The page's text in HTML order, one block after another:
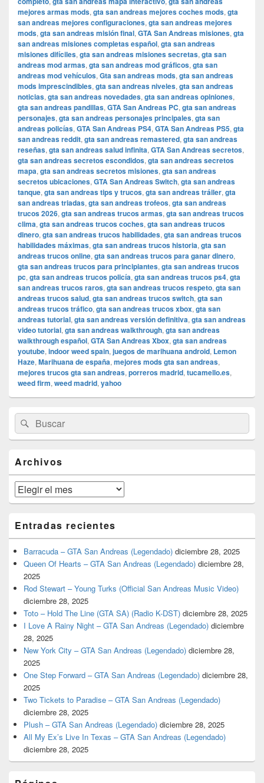
mejores armas mods, gta san andreas mejores coches mods, gta
san andreas mejores configuraciones, gta san andreas mejores
mods, gta san andreas misión final, GTA San Andreas misiones, gta
san andreas misiones completas español, gta san andreas
misiones difíciles, gta san andreas misiones secretas, gta san
andreas mod armas, gta san andreas mod gráficos, gta san
andreas mod vehículos, Gta san andreas mods, gta san andreas
mods imprescindibles, gta san andreas niveles, gta san andreas
noticias, gta san andreas novedades, gta san andreas opiniones,
gta san andreas pandillas, GTA San Andreas PC, gta san andreas
personajes, gta san andreas personajes principales, gta san
andreas policías, GTA San Andreas PS4, GTA San Andreas PS5, gta
san andreas reddit, gta san andreas remastered, gta san andreas
reseñas, gta san andreas salud infinita, GTA San Andreas secretos,
gta san andreas secretos escondidos, gta san andreas secretos
mapa, gta san andreas secretos misiones, gta san andreas
secretos ubicaciones, GTA San Andreas Switch, gta san andreas
tanque, gta san andreas tips y trucos, gta san andreas tráiler, gta
san andreas triadas, gta san andreas trofeos, gta san andreas
trucos 2026, gta san andreas trucos armas, gta san andreas trucos
clima, gta san andreas trucos coches, gta san andreas trucos
dinero, gta san andreas trucos habilidades, gta san andreas trucos
habilidades máximas, gta san andreas trucos historia, gta san
andreas trucos online, gta san andreas trucos para ganar dinero,
gta san andreas trucos para principiantes, gta san andreas trucos
pc, gta san andreas trucos policía, gta san andreas trucos ps4, gta
san andreas trucos raros, gta san andreas trucos respeto, gta san
andreas trucos salud, gta san andreas trucos switch, gta san
andreas trucos tráfico, gta san andreas trucos xbox, gta san
andreas tutorial, gta san andreas versión definitiva, gta san andreas
video tutorial, gta san andreas walkthrough, gta san andreas
walkthrough español, GTA San Andreas Xbox, gta san andreas
youtube, indoor weed spain, juegos de marihuana android, Lemon
Haze, Marihuana de españa, mejores mods gta san andreas,
mejores trucos gta san andreas, porreros madrid, tucamello.es,
weed firm, weed madrid, yahoo
área
de
widget
lateral
primaria
Buscar
por:
Buscar
Archivos
Archivos
Entradas recientes
Barracuda – GTA San Andreas (Legendado) diciembre 28, 2025
Queen Of Hearts – GTA San Andreas (Legendado) diciembre 28,
2025
Rod Stewart – Young Turks (Official San Andreas Music Video)
diciembre 28, 2025
Toto – Hold The Line (GTA SA) (Radio K-DST) diciembre 28, 2025
I Love A Rainy Night – GTA San Andreas (Legendado) diciembre
28, 2025
New York City – GTA San Andreas (Legendado) diciembre 28,
2025
One Step Forward – GTA San Andreas (Legendado) diciembre 28,
2025
Two Tickets to Paradise – GTA San Andreas (Legendado)
diciembre 28, 2025
Plush – GTA San Andreas (Legendado) diciembre 28, 2025
All My Ex’s Live In Texas – GTA San Andreas (Legendado)
diciembre 28, 2025